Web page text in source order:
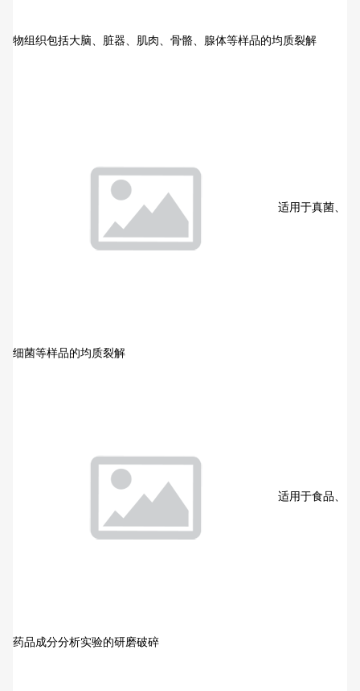
物组织包括大脑、脏器、肌肉、骨骼、腺体等样品的均质裂解
适用于真菌、
细菌等样品的均质裂解
适用于食品、
药品成分分析实验的研磨破碎